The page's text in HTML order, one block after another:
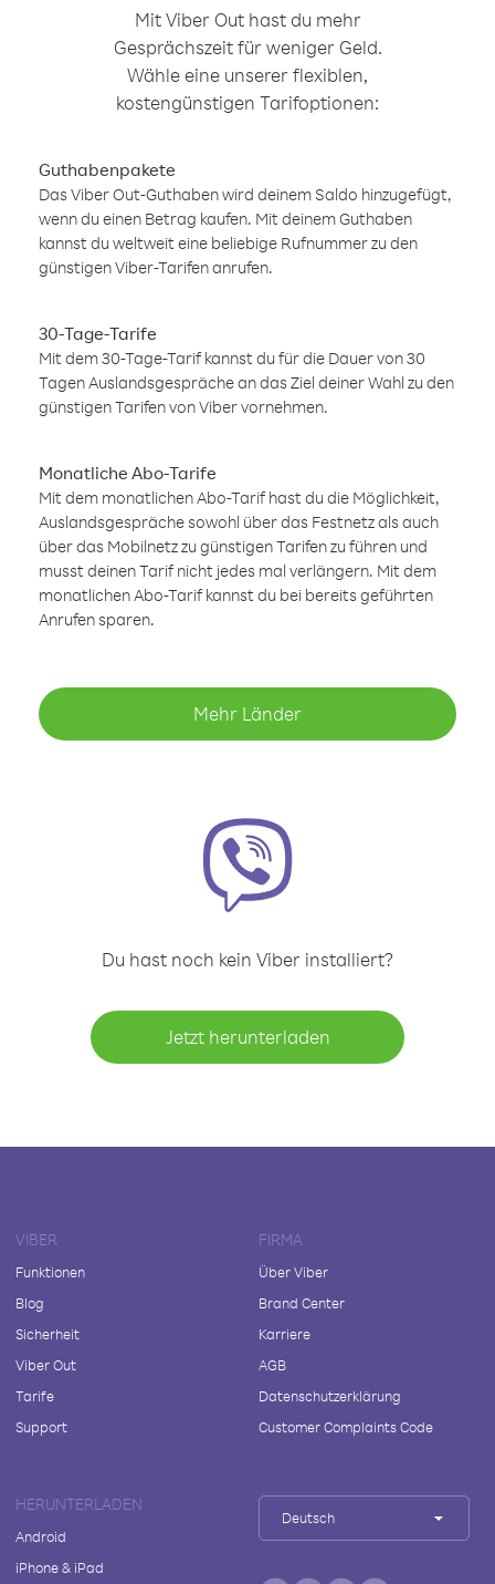
Mit Viber Out hast du mehr
Gesprächszeit für weniger Geld.
Wähle eine unserer flexiblen,
kostengünstigen Tarifoptionen:
Guthabenpakete
Das Viber Out-Guthaben wird deinem Saldo hinzugefügt,
wenn du einen Betrag kaufen. Mit deinem Guthaben
kannst du weltweit eine beliebige Rufnummer zu den
günstigen Viber-Tarifen anrufen.
30-Tage-Tarife
Mit dem 30-Tage-Tarif kannst du für die Dauer von 30
Tagen Auslandsgespräche an das Ziel deiner Wahl zu den
günstigen Tarifen von Viber vornehmen.
Monatliche Abo-Tarife
Mit dem monatlichen Abo-Tarif hast du die Möglichkeit,
Auslandsgespräche sowohl über das Festnetz als auch
über das Mobilnetz zu günstigen Tarifen zu führen und
musst deinen Tarif nicht jedes mal verlängern. Mit dem
monatlichen Abo-Tarif kannst du bei bereits geführten
Anrufen sparen.
Mehr Länder
Du hast noch kein Viber installiert?
Jetzt herunterladen
VIBER
Funktionen
Blog
Sicherheit
Viber Out
Tarife
Support
FIRMA
Über Viber
Brand Center
Karriere
AGB
Datenschutzerklärung
Customer Complaints Code
HERUNTERLADEN
Android
iPhone & iPad
Deutsch